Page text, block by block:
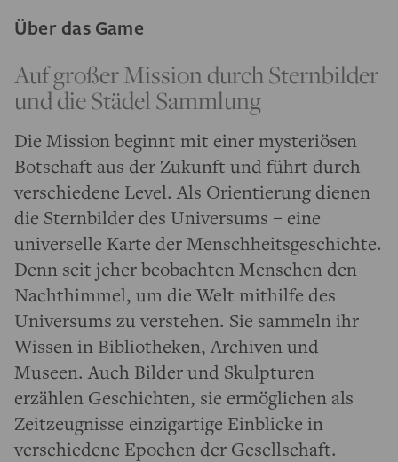
Über das Game
Auf großer Mission durch Sternbilder
und die Städel Sammlung
Die Mission beginnt mit einer mysteriösen
Botschaft aus der Zukunft und führt durch
verschiedene Level. Als Orientierung dienen
die Sternbilder des Universums – eine
universelle Karte der Menschheitsgeschichte.
Denn seit jeher beobachten Menschen den
Nachthimmel, um die Welt mithilfe des
Universums zu verstehen. Sie sammeln ihr
Wissen in Bibliotheken, Archiven und
Museen. Auch Bilder und Skulpturen
erzählen Geschichten, sie ermöglichen als
Zeitzeugnisse einzigartige Einblicke in
verschiedene Epochen der Gesellschaft.